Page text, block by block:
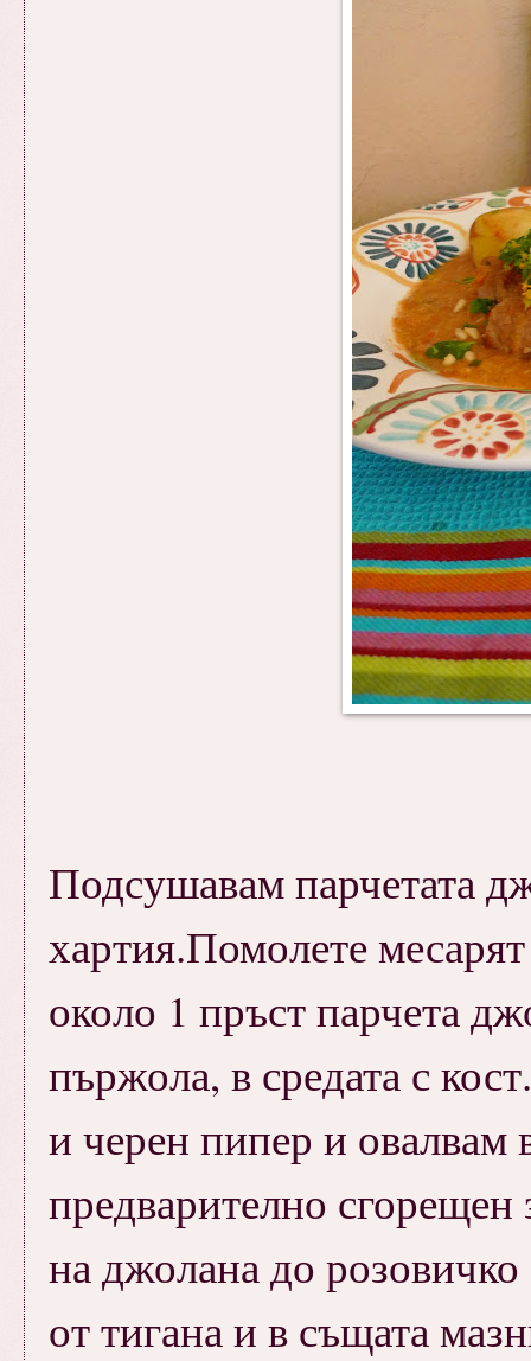
Подсушавам парчетата
хартия.Помолете
около 1 пръст парчета
пържола, в средата с
и черен пипер и
предварително сгорещен
на джолана до
от тигана и в същата